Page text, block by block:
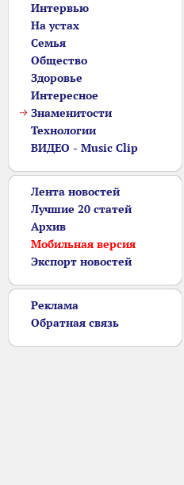
Интервью
На устах
Семья
Общество
Здоровье
Интересное
Знаменитости
Технологии
ВИДЕО - Music Clip
Лента новостей
Лучшие 20 статей
Архив
Мобильная версия
Экспорт новостей
Реклама
Обратная связь